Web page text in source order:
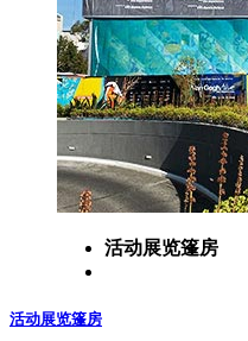
活动展览篷房
活动展览篷房